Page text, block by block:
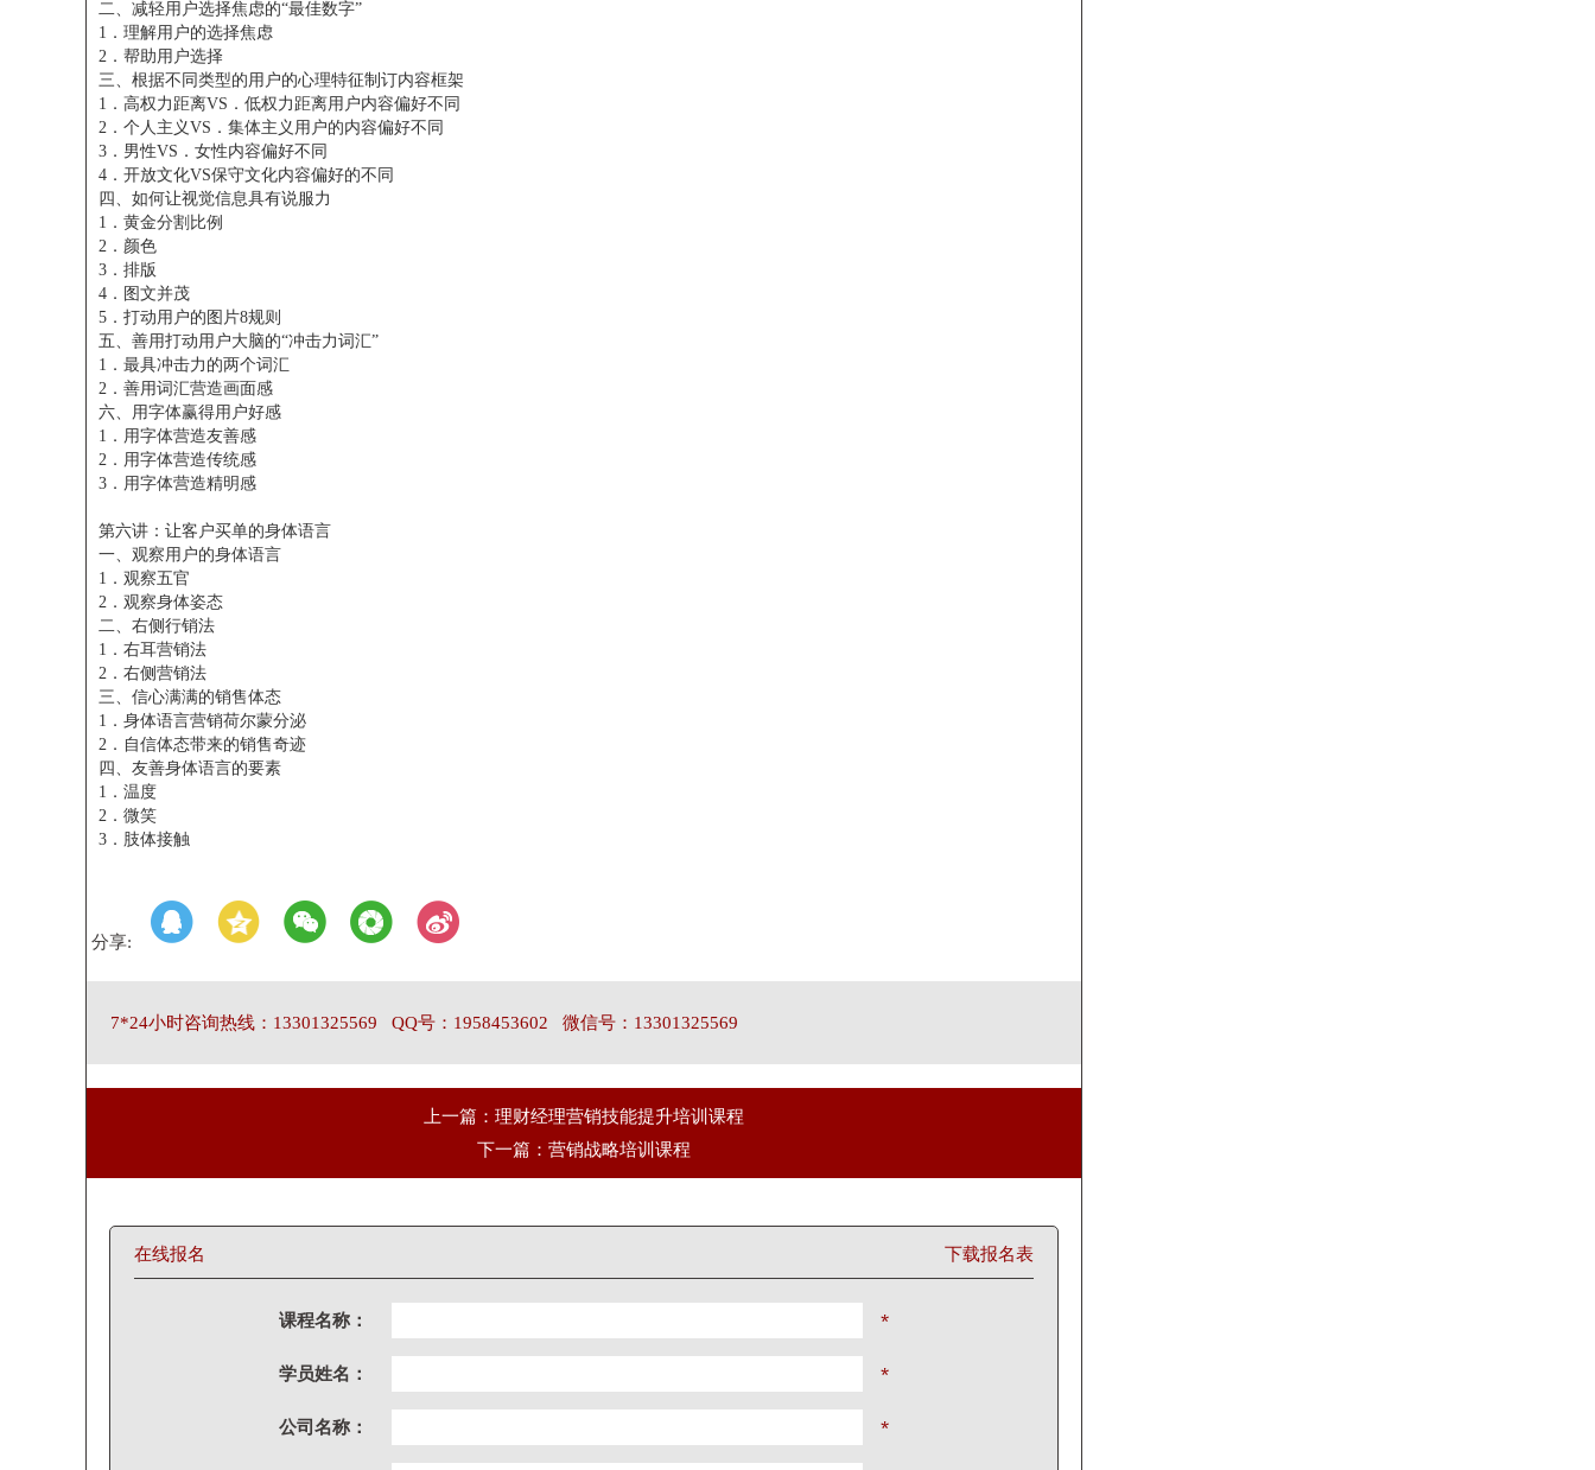
二、减轻用户选择焦虑的“最佳数字”
1．理解用户的选择焦虑
2．帮助用户选择
三、根据不同类型的用户的心理特征制订内容框架
1．高权力距离VS．低权力距离用户内容偏好不同
2．个人主义VS．集体主义用户的内容偏好不同
3．男性VS．女性内容偏好不同
4．开放文化VS保守文化内容偏好的不同
四、如何让视觉信息具有说服力
1．黄金分割比例
2．颜色
3．排版
4．图文并茂
5．打动用户的图片8规则
五、善用打动用户大脑的“冲击力词汇”
1．最具冲击力的两个词汇
2．善用词汇营造画面感
六、用字体赢得用户好感
1．用字体营造友善感
2．用字体营造传统感
3．用字体营造精明感
第六讲：让客户买单的身体语言
一、观察用户的身体语言
1．观察五官
2．观察身体姿态
二、右侧行销法
1．右耳营销法
2．右侧营销法
三、信心满满的销售体态
1．身体语言营销荷尔蒙分泌
2．自信体态带来的销售奇迹
四、友善身体语言的要素
1．温度
2．微笑
3．肢体接触
分享:
7*24小时咨询热线：13301325569 QQ号：1958453602 微信号：13301325569
上一篇：理财经理营销技能提升培训课程
下一篇：营销战略培训课程
在线报名 下载报名表
课程名称：
学员姓名：
公司名称：